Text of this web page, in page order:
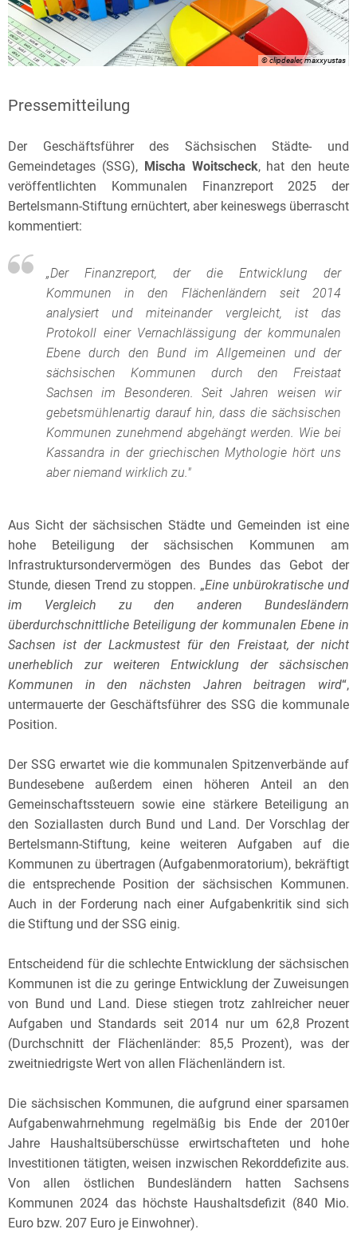
© clipdealer, maxxyustas
Pressemitteilung
Der Geschäftsführer des Sächsischen Städte- und
Gemeindetages (SSG), Mischa Woitscheck, hat den heute
veröffentlichten Kommunalen Finanzreport 2025 der
Bertelsmann-Stiftung ernüchtert, aber keineswegs überrascht
kommentiert:
„Der Finanzreport, der die Entwicklung der
Kommunen in den Flächenländern seit 2014
analysiert und miteinander vergleicht, ist das
Protokoll einer Vernachlässigung der kommunalen
Ebene durch den Bund im Allgemeinen und der
sächsischen Kommunen durch den Freistaat
Sachsen im Besonderen.Seit Jahren weisen wir
gebetsmühlenartig darauf hin, dass die sächsischen
Kommunen zunehmend abgehängt werden. Wie bei
Kassandra in der griechischen Mythologie hört uns
aber niemand wirklich zu."
Aus Sicht der sächsischen Städte und Gemeinden ist eine
hohe Beteiligung der sächsischen Kommunen am
Infrastruktursondervermögen des Bundes das Gebot der
Stunde, diesen Trend zu stoppen. „Eine unbürokratische und
im Vergleich zu den anderen Bundesländern
überdurchschnittliche Beteiligung der kommunalen Ebene in
Sachsen ist der Lackmustest für den Freistaat, der nicht
unerheblich zur weiteren Entwicklung der sächsischen
Kommunen in den nächsten Jahren beitragen wird“,
untermauerte der Geschäftsführer des SSG die kommunale
Position.
Der SSG erwartet wie die kommunalen Spitzenverbände auf
Bundesebene außerdem einen höheren Anteil an den
Gemeinschaftssteuern sowie eine stärkere Beteiligung an
den Soziallasten durch Bund und Land. Der Vorschlag der
Bertelsmann-Stiftung, keine weiteren Aufgaben auf die
Kommunen zu übertragen (Aufgabenmoratorium), bekräftigt
die entsprechende Position der sächsischen Kommunen.
Auch in der Forderung nach einer Aufgabenkritik sind sich
die Stiftung und der SSG einig.
Entscheidend für die schlechte Entwicklung der sächsischen
Kommunen ist die zu geringe Entwicklung der Zuweisungen
von Bund und Land. Diese stiegen trotz zahlreicher neuer
Aufgaben und Standards seit 2014 nur um 62,8 Prozent
(Durchschnitt der Flächenländer: 85,5 Prozent), was der
zweitniedrigste Wert von allen Flächenländern ist.
Die sächsischen Kommunen, die aufgrund einer sparsamen
Aufgabenwahrnehmung regelmäßig bis Ende der 2010er
Jahre Haushaltsüberschüsse erwirtschafteten und hohe
Investitionen tätigten, weisen inzwischen Rekorddefizite aus.
Von allen östlichen Bundesländern hatten Sachsens
Kommunen 2024 das höchste Haushaltsdefizit (840 Mio.
Euro bzw. 207 Euro je Einwohner).